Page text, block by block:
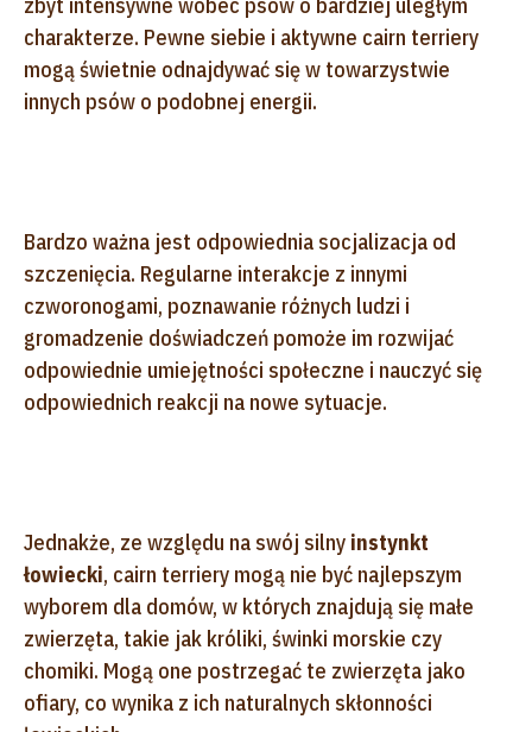
charakterze. Pewne siebie i aktywne cairn terriery
mogą świetnie odnajdywać się w towarzystwie
innych psów o podobnej energii.
Bardzo ważna jest odpowiednia socjalizacja od
szczenięcia. Regularne interakcje z innymi
czworonogami, poznawanie różnych ludzi i
gromadzenie doświadczeń pomoże im rozwijać
odpowiednie umiejętności społeczne i nauczyć się
odpowiednich reakcji na nowe sytuacje.
Jednakże, ze względu na swój silny instynkt
łowiecki, cairn terriery mogą nie być najlepszym
wyborem dla domów, w których znajdują się małe
zwierzęta, takie jak króliki, świnki morskie czy
chomiki. Mogą one postrzegać te zwierzęta jako
ofiary, co wynika z ich naturalnych skłonności